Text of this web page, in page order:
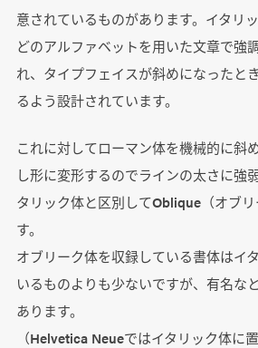
意されているものがあります。イタリ
どのアルファベットを用いた文章で強
れ、タイプフェイスが斜めになったと
るよう設計されています。
これに対してローマン体を機械的に斜
し形に変形するのでラインの太さに強
タリック体と区別してOblique（オブ
す。
オブリーク体を収録している書体はイ
いるものよりも少ないですが、有名な
あります。
（Helvetica Neueではイタリック体に